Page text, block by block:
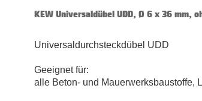
KEW Universaldübel UDD, Ø 6 x 36 mm,
Universaldurchsteckdübel UDD
Geeignet für:
alle Beton- und Mauerwerksbaustoffe,